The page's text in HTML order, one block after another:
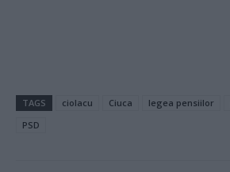
TAGS ciolacu Ciuca legea pensiilor
PSD